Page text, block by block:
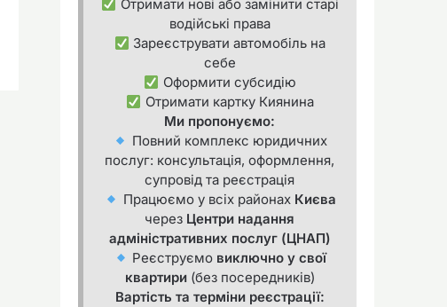
Отримати нові або замінити старі
водійські права
Зареєструвати автомобіль на
себе
Оформити субсидію
Отримати картку Киянина
Ми пропонуємо:
Повний комплекс юридичних
послуг: консультація, оформлення,
супровід та реєстрація
Працюємо у всіх районах Києва
через Центри надання
адміністративних послуг (ЦНАП)
Реєструємо виключно у свої
квартири(без посередників)
Вартість та терміни реєстрації: